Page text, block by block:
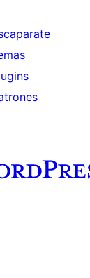
de Tumblr